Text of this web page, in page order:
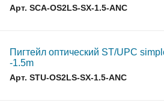
Арт. SCA-OS2LS-SX-1.5-ANC
Пигтейл оптический ST/UPC
-1.5m
Арт. STU-OS2LS-SX-1.5-ANC